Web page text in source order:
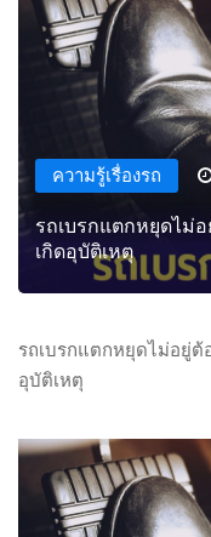
ความรู้เรื่องรถ
รถเบรกแตกหยุดไม่
เกิดอุบัติเหตุ
รถเบรกแตกหยุดไม่อยู่ต้
อุบัติเหตุ